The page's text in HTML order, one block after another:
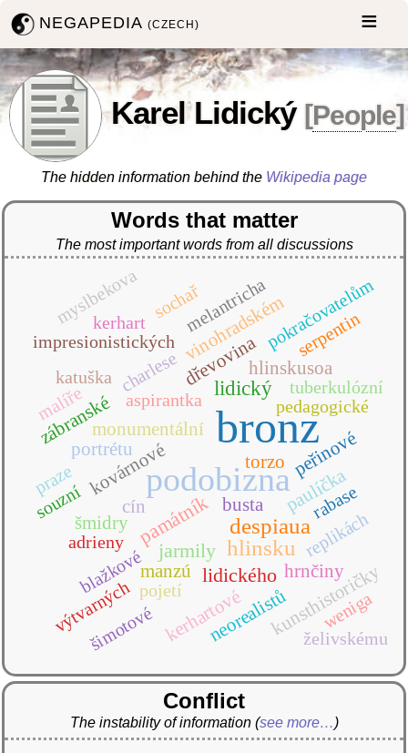
NEGAPEDIA(CZECH)
Karel Lidický [People]
The hidden information behind the Wikipedia page
Words that matter
The most important words from all discussions
bronz
podobizna
despiaua
hlinsku
lidický
jarmily
lidického
památník busta
cín
dřevovinahlinskusoa
hrnčiny
kerhartové
kovárnové
kunsthistoričky
manzú
monumentální
neorealistů
paulíčka
peřinové
portrétu
torzo
vinohradském
zábranské
šmidry
adrieny
aspirantka
blažkové
charlese
impresionistických
katuška
kerhart
malíře
melantricha
myslbekova
pedagogické
pojetí
pokračovatelům
praze
rabase
replikách
serpentin
sochař
souzní
tuberkulózní
výtvarných weniga
šimotové želivskému
Conflict
The instability of information (see more…)